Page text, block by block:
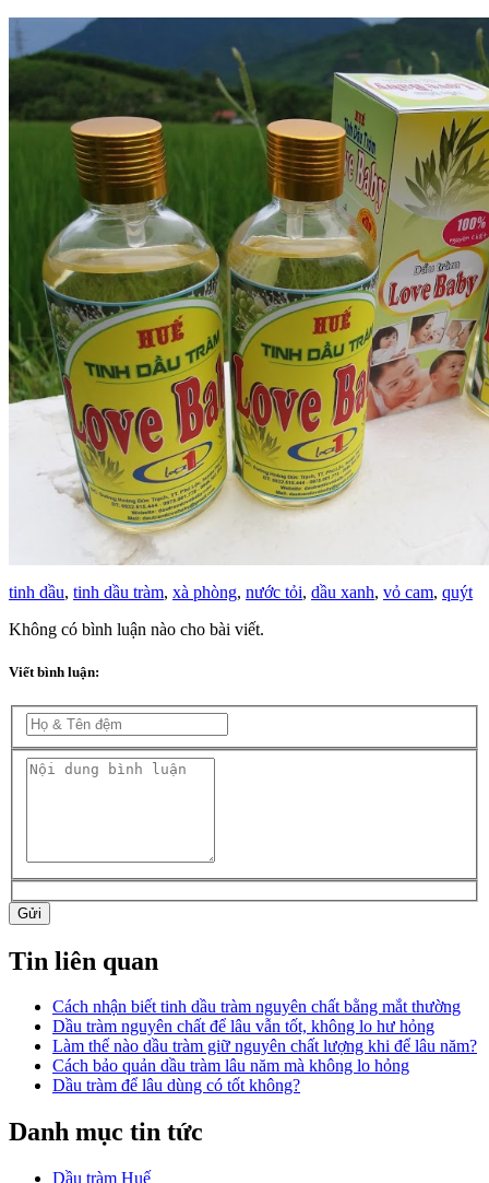
tinh dầu, tinh dầu tràm, xà phòng, nước tỏi, dầu xanh, vỏ cam, quýt
Không có bình luận nào cho bài viết.
Viết bình luận:
Gửi
Tin liên quan
Cách nhận biết tinh dầu tràm nguyên chất bằng mắt thường
Dầu tràm nguyên chất để lâu vẫn tốt, không lo hư hỏng
Làm thế nào dầu tràm giữ nguyên chất lượng khi để lâu năm?
Cách bảo quản dầu tràm lâu năm mà không lo hỏng
Dầu tràm để lâu dùng có tốt không?
Danh mục tin tức
Dầu tràm Huế